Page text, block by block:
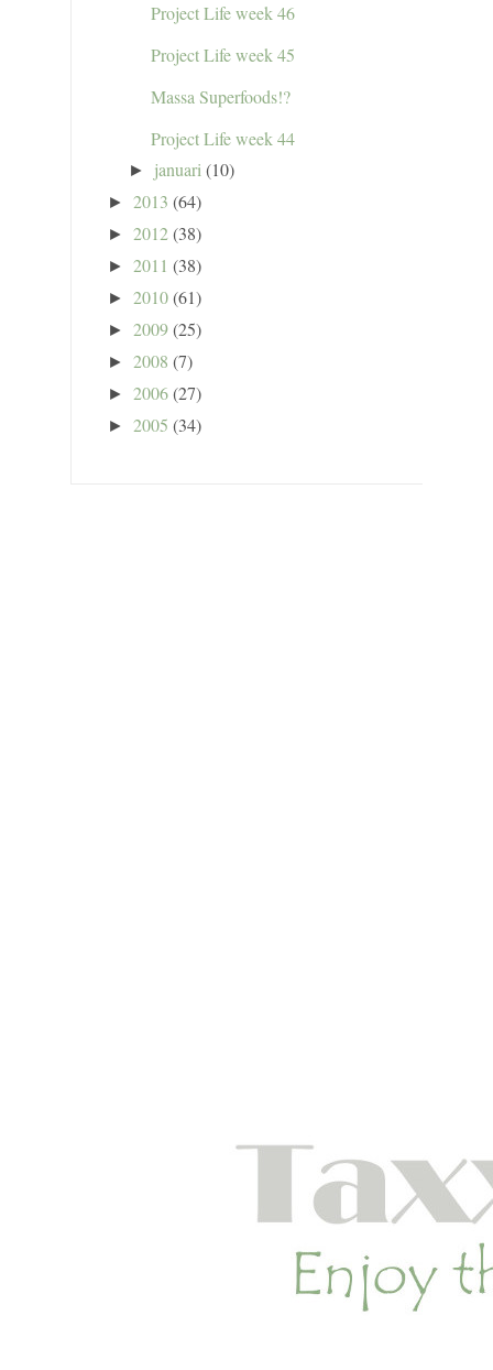
Project Life week 46
Project Life week 45
Massa Superfoods!?
Project Life week 44
► januari(10)
► 2013 (64)
► 2012(38)
► 2011 (38)
► 2010(61)
► 2009(25)
► 2008 (7)
► 2006(27)
► 2005 (34)